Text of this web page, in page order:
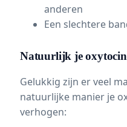
anderen
Een slechtere
Natuurlijk je
Gelukkig zijn er veel
natuurlijke manier je
verhogen: